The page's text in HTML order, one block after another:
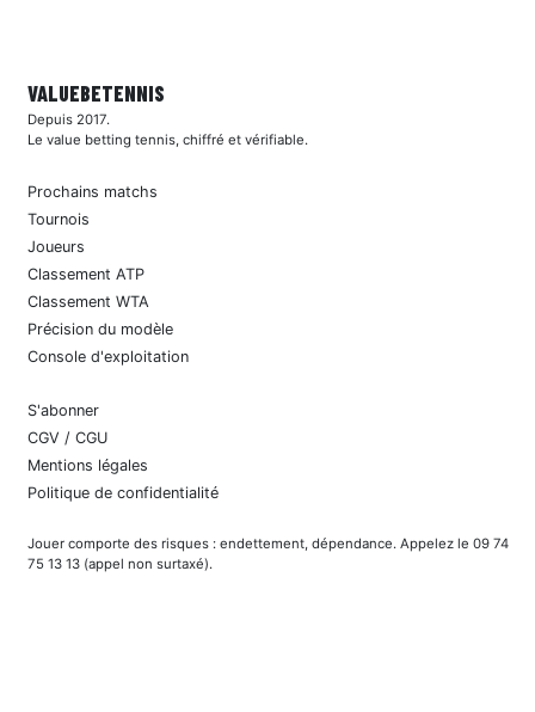
VALUEBETENNIS
Depuis 2017.
Le value betting tennis, chiffré et vérifiable.
Prochains matchs
Tournois
Joueurs
Classement ATP
Classement WTA
Précision du modèle
Console d'exploitation
S'abonner
CGV / CGU
Mentions légales
Politique de confidentialité
Jouer comporte des risques : endettement, dépendance. Appelez le 09 74
75 13 13 (appel non surtaxé).